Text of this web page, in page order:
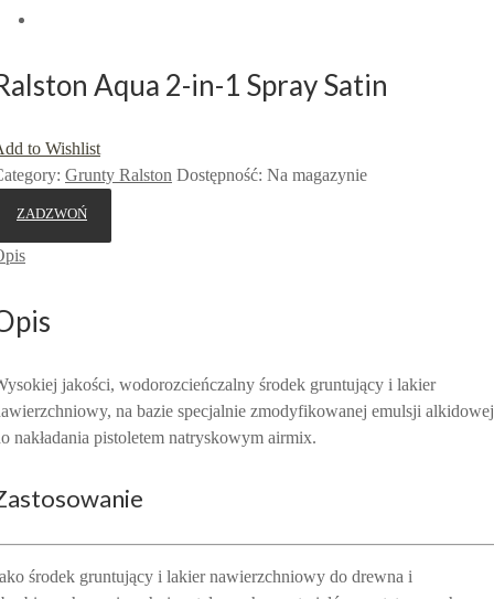
Aqua 2-in-1 Spray Satin
to Wishlist
Grunty Ralston Dostępność: Na magazynie
ZADZWOŃ
jakości, wodorozcieńczalny środek gruntujący i lakier
na bazie specjalnie zmodyfikowanej emulsji
nakładania pistoletem natryskowym airmix.
środek gruntujący i lakier nawierzchniowy do drewna i